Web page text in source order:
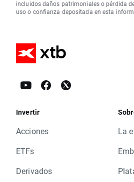
incluidos daños patrimoniales o pérdida
uso o confianza depositada en esta
Invertir
Acciones
ETFs
Derivados
La